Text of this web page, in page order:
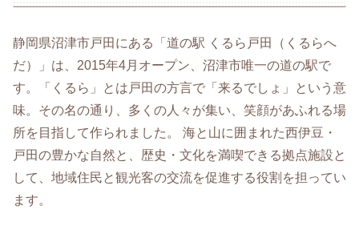
静岡県沼津市戸田にある「道の駅 くるら戸田（くるらへ
だ）」は、2015年4月オープン、沼津市唯一の道の駅で
す。「くるら」とは戸田の方言で「来るでしょ」という意
味。その名の通り、多くの人々が集い、笑顔があふれる場
所を目指して作られました。 海と山に囲まれた西伊豆・
戸田の豊かな自然と、歴史・文化を満喫できる拠点施設と
して、地域住民と観光客の交流を促進する役割を担ってい
ます。